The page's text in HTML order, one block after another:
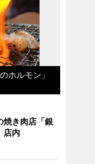
ホルモン」
焼き肉店「銀
店内